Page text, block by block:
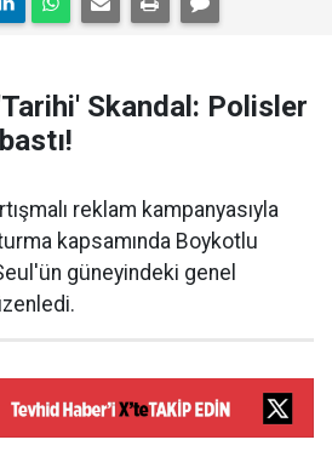
Skandal: Polisler
reklam kampanyasıyla
kapsamında Boykotlu
güneyindeki genel